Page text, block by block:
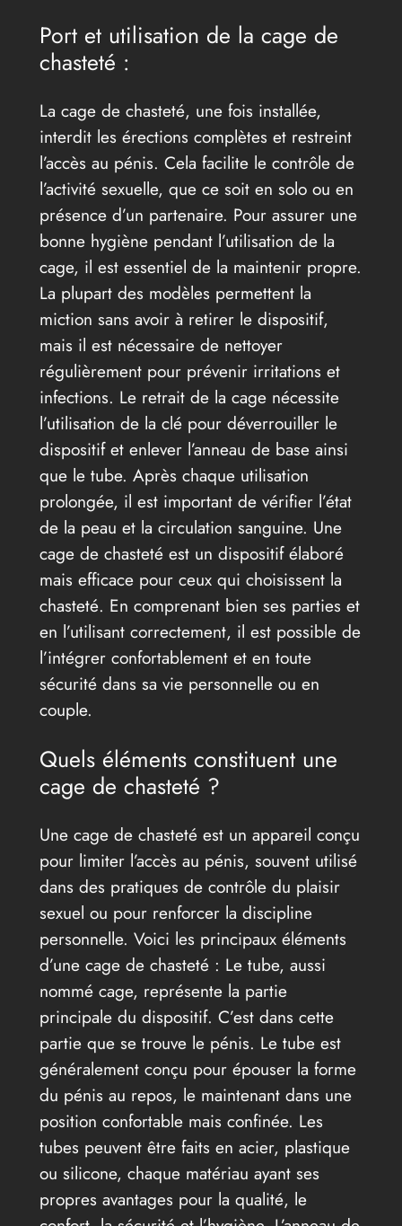
Port et utilisation de la cage de
chasteté :
La cage de chasteté, une fois installée,
interdit les érections complètes et restreint
l’accès au pénis. Cela facilite le contrôle de
l’activité sexuelle, que ce soit en solo ou en
présence d’un partenaire. Pour assurer une
bonne hygiène pendant l’utilisation de la
cage, il est essentiel de la maintenir propre.
La plupart des modèles permettent la
miction sans avoir à retirer le dispositif,
mais il est nécessaire de nettoyer
régulièrement pour prévenir irritations et
infections. Le retrait de la cage nécessite
l’utilisation de la clé pour déverrouiller le
dispositif et enlever l’anneau de base ainsi
que le tube. Après chaque utilisation
prolongée, il est important de vérifier l’état
de la peau et la circulation sanguine. Une
cage de chasteté est un dispositif élaboré
mais efficace pour ceux qui choisissent la
chasteté. En comprenant bien ses parties et
en l’utilisant correctement, il est possible de
l’intégrer confortablement et en toute
sécurité dans sa vie personnelle ou en
couple.
Quels éléments constituent une
cage de chasteté ?
Une cage de chasteté est un appareil conçu
pour limiter l’accès au pénis, souvent utilisé
dans des pratiques de contrôle du plaisir
sexuel ou pour renforcer la discipline
personnelle. Voici les principaux éléments
d’une cage de chasteté : Le tube, aussi
nommé cage, représente la partie
principale du dispositif. C’est dans cette
partie que se trouve le pénis. Le tube est
généralement conçu pour épouser la forme
du pénis au repos, le maintenant dans une
position confortable mais confinée. Les
tubes peuvent être faits en acier, plastique
ou silicone, chaque matériau ayant ses
propres avantages pour la qualité, le